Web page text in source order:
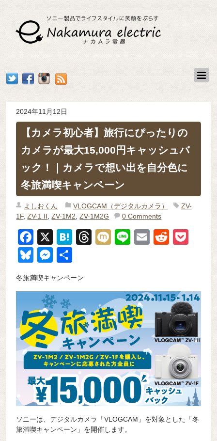
2024年11月12日
【カメラ初心者】旅行にぴったりの
カメラが最大15,000円キャッシュバ
ック！｜カメラで想い出を自分色に
冬旅満喫キャンペーン
よしおくん VLOGCAM（デジタルカメラ）
ZV-
1F,ZV-1 II ,ZV-1M2 ,ZV-1M2G 0 Comments
F
a
c
e
b
o
o
k
X
H
n
T
s
M
Li
E
R
t
Bl
u
e
sk
y
M
ss
e
n
g
er
冬旅満喫キャンペーン
ソニーは、デジタルカメラ「VLOGCAM」を対象とした「冬
旅満喫キャンペーン」を開催します。